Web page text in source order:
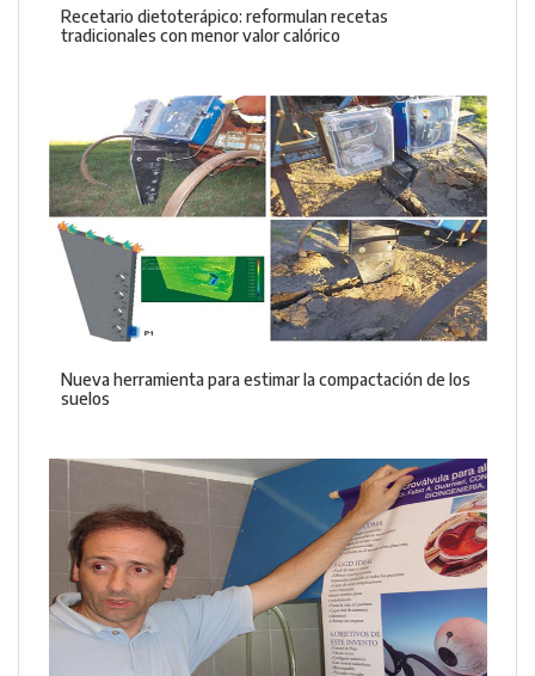
Recetario dietoterápico: reformulan recetas
tradicionales con menor valor calórico
Nueva herramienta para estimar la compactación de los
suelos